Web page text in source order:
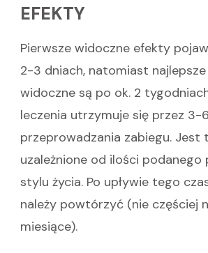
EFEKTY
Pierwsze widoczne efekty
2-3 dniach, natomiast
widoczne są po ok. 2
leczenia utrzymuje się przez 3-
przeprowadzania zabiegu. Jest
uzależnione od ilości podanego
stylu życia. Po upływie tego
należy powtórzyć (nie częściej
miesiące).